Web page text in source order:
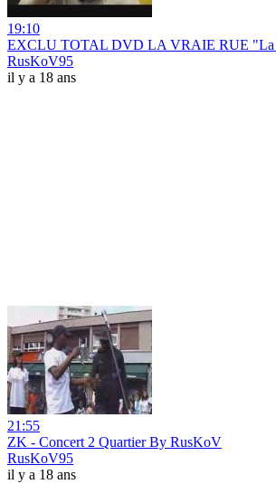
19:10
EXCLU TOTAL DVD LA VRAIE RUE "La
RusKoV95
il y a 18 ans
21:55
ZK - Concert 2 Quartier By RusKoV
RusKoV95
il y a 18 ans